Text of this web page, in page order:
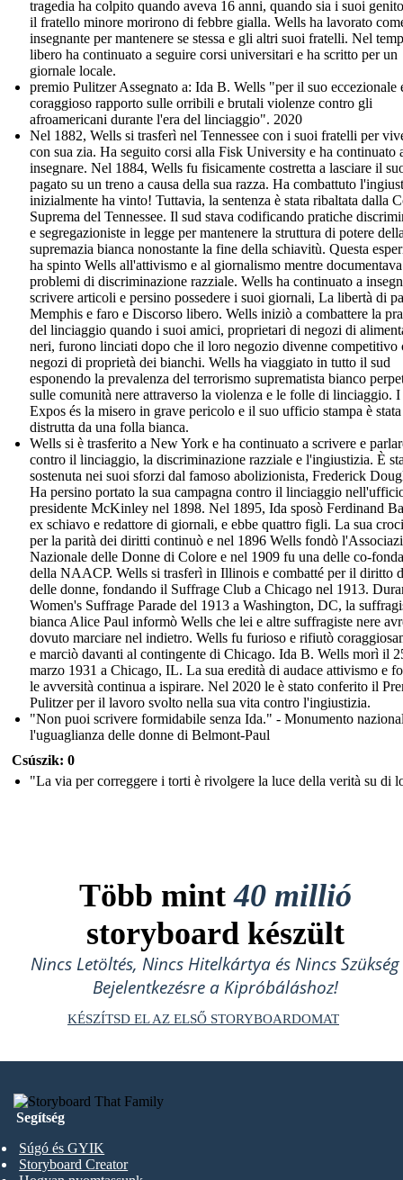
tragedia ha colpito quando aveva 16 anni, quando sia i suoi
il fratello minore morirono di febbre gialla. Wells ha lavorato
insegnante per mantenere se stessa e gli altri suoi fratelli. Nel
libero ha continuato a seguire corsi universitari e ha scritto per un
giornale locale.
premio Pulitzer Assegnato a: Ida B. Wells "per il suo eccezionale
coraggioso rapporto sulle orribili e brutali violenze contro gli
afroamericani durante l'era del linciaggio". 2020
Nel 1882, Wells si trasferì nel Tennessee con i suoi fratelli per
con sua zia. Ha seguito corsi alla Fisk University e ha continuato
insegnare. Nel 1884, Wells fu fisicamente costretta a lasciare il
pagato su un treno a causa della sua razza. Ha combattuto
inizialmente ha vinto! Tuttavia, la sentenza è stata ribaltata dalla
Suprema del Tennessee. Il sud stava codificando pratiche
e segregazioniste in legge per mantenere la struttura di potere
supremazia bianca nonostante la fine della schiavitù. Questa
ha spinto Wells all'attivismo e al giornalismo mentre
problemi di discriminazione razziale. Wells ha continuato a
scrivere articoli e persino possedere i suoi giornali, La libertà di
Memphis e faro e Discorso libero. Wells iniziò a combattere la
del linciaggio quando i suoi amici, proprietari di negozi di
neri, furono linciati dopo che il loro negozio divenne competitivo
negozi di proprietà dei bianchi. Wells ha viaggiato in tutto il sud
esponendo la prevalenza del terrorismo suprematista bianco
sulle comunità nere attraverso la violenza e le folle di linciaggio. I
Expos és la misero in grave pericolo e il suo ufficio stampa è stata
distrutta da una folla bianca.
Wells si è trasferito a New York e ha continuato a scrivere e
contro il linciaggio, la discriminazione razziale e l'ingiustizia. È
sostenuta nei suoi sforzi dal famoso abolizionista, Frederick
Ha persino portato la sua campagna contro il linciaggio
presidente McKinley nel 1898. Nel 1895, Ida sposò Ferdinand
ex schiavo e redattore di giornali, e ebbe quattro figli. La sua
per la parità dei diritti continuò e nel 1896 Wells fondò
Nazionale delle Donne di Colore e nel 1909 fu una delle co-
della NAACP. Wells si trasferì in Illinois e combatté per il diritto
delle donne, fondando il Suffrage Club a Chicago nel 1913.
Women's Suffrage Parade del 1913 a Washington, DC, la
bianca Alice Paul informò Wells che lei e altre suffragiste nere
dovuto marciare nel indietro. Wells fu furioso e rifiutò
e marciò davanti al contingente di Chicago. Ida B. Wells morì il
marzo 1931 a Chicago, IL. La sua eredità di audace attivismo e
le avversità continua a ispirare. Nel 2020 le è stato conferito il
Pulitzer per il lavoro svolto nella sua vita contro l'ingiustizia.
"Non puoi scrivere formidabile senza Ida." - Monumento
l'uguaglianza delle donne di Belmont-Paul
Csúszik: 0
"La via per correggere i torti è rivolgere la luce della verità su di
Több mint40 millió
storyboard készült
Nincs Letöltés, Nincs Hitelkártya és Nincs Szükség
Bejelentkezésre a Kipróbáláshoz!
KÉSZÍTSD EL AZ ELSŐ STORYBOARDOMAT
Segítség
Súgó és GYIK
Storyboard Creator